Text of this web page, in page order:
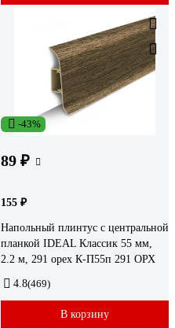
-43%
89 ₽
155 ₽
Напольный плинтус с центральной
планкой IDEAL Классик 55 мм,
2.2 м, 291 орех К-П55п 291 ОРХ
4.8(469)
В корзину